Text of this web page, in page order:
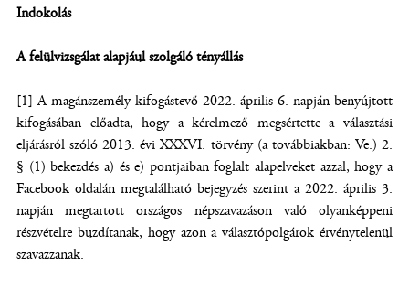
Indokolás
A felülvizsgálat alapjául szolgáló tényállás
[1] A magánszemély kifogástevő 2022. április 6. napján benyújtott
kifogásában előadta, hogy a kérelmező megsértette a választási
eljárásról szóló 2013. évi XXXVI. törvény (a továbbiakban: Ve.) 2.
§ (1) bekezdés a) és e) pontjaiban foglalt alapelveket azzal, hogy a
Facebook oldalán megtalálható bejegyzés szerint a 2022. április 3.
napján megtartott országos népszavazáson való olyanképpeni
részvételre buzdítanak, hogy azon a választópolgárok érvénytelenül
szavazzanak.